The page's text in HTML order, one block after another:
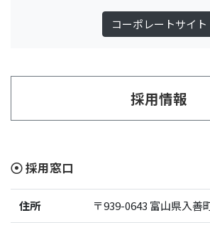
コーポレートサイト
採用情報
採用窓口
住所 〒939-0643 富山県入善